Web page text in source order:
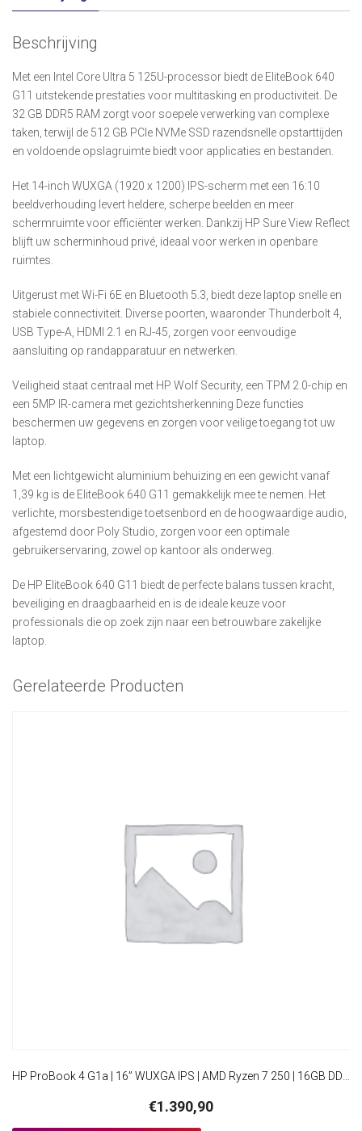
Beschrijving
Met een Intel Core Ultra 5 125U-processor biedt de EliteBook 640
G11 uitstekende prestaties voor multitasking en productiviteit. De
32 GB DDR5 RAM zorgt voor soepele verwerking van complexe
taken, terwijl de 512 GB PCIe NVMe SSD razendsnelle opstarttijden
en voldoende opslagruimte biedt voor applicaties en bestanden.
Het 14-inch WUXGA (1920 x 1200) IPS-scherm met een 16:10
beeldverhouding levert heldere, scherpe beelden en meer
schermruimte voor efficiënter werken. Dankzij HP Sure View Reflect
blijft uw scherminhoud privé, ideaal voor werken in openbare
ruimtes.
Uitgerust met Wi-Fi 6E en Bluetooth 5.3, biedt deze laptop snelle en
stabiele connectiviteit. Diverse poorten, waaronder Thunderbolt 4,
USB Type-A, HDMI 2.1 en RJ-45, zorgen voor eenvoudige
aansluiting op randapparatuur en netwerken.
Veiligheid staat centraal met HP Wolf Security, een TPM 2.0-chip en
een 5MP IR-camera met gezichtsherkenning Deze functies
beschermen uw gegevens en zorgen voor veilige toegang tot uw
laptop.
Met een lichtgewicht aluminium behuizing en een gewicht vanaf
1,39 kg is de EliteBook 640 G11 gemakkelijk mee te nemen. Het
verlichte, morsbestendige toetsenbord en de hoogwaardige audio,
afgestemd door Poly Studio, zorgen voor een optimale
gebruikerservaring, zowel op kantoor als onderweg.
De HP EliteBook 640 G11 biedt de perfecte balans tussen kracht,
beveiliging en draagbaarheid en is de ideale keuze voor
professionals die op zoek zijn naar een betrouwbare zakelijke
laptop.
Gerelateerde Producten
€1.390,90